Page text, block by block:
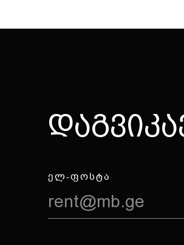
Დაგვიკა
ᲔᲚ-ᲤᲝᲡᲢᲐ
rent@mb.ge